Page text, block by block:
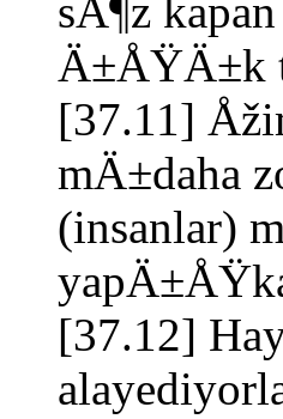
sÃ¶z
Ä±ÅŸÄ±k
[37.11]
mÄ±daha
(insanlar)
[37.12]